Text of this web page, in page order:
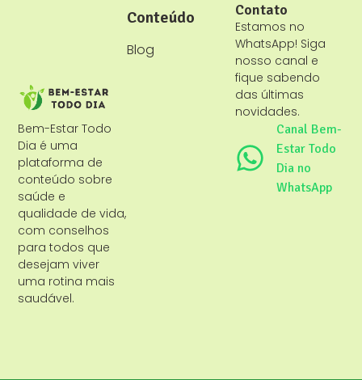
Bem-Estar Todo
Dia é uma
plataforma de
conteúdo sobre
saúde e
qualidade de vida,
com conselhos
para todos que
desejam viver
uma rotina mais
saudável.
Conteúdo
Blog
Contato
Estamos no
WhatsApp! Siga
nosso canal e
fique sabendo
das últimas
novidades.
Canal Bem-
Estar Todo
Dia no
WhatsApp